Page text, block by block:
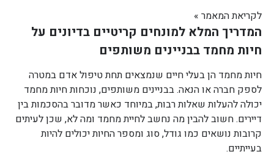
לקריאת המאמר »
המדריך המלא למונחים קריטיים בדיונים על
חיות מחמד בבניינים משותפים
חיות מחמד הן בעלי חיים שנמצאים תחת טיפול אדם במטרה
לספק חברה או הנאה. בבניינים משותפים, נוכחות חיות מחמד
יכולה להעלות שאלות רבות, במיוחד כאשר מדובר בהסכמות בין
דיירים. חשוב להבין מה נחשב לחיית מחמד ומה לא, שכן לעיתים
קרובות נושאים כמו גודל, סוג ומספר החיות יכולים להיות
בעייתיים.